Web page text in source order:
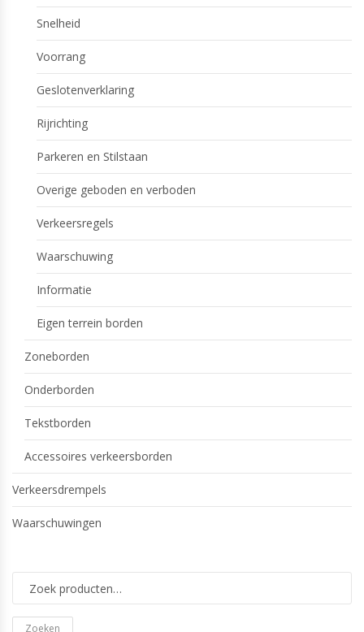
Snelheid
Voorrang
Geslotenverklaring
Rijrichting
Parkeren en Stilstaan
Overige geboden en verboden
Verkeersregels
Waarschuwing
Informatie
Eigen terrein borden
Zoneborden
Onderborden
Tekstborden
Accessoires verkeersborden
Verkeersdrempels
Waarschuwingen
Zoeken